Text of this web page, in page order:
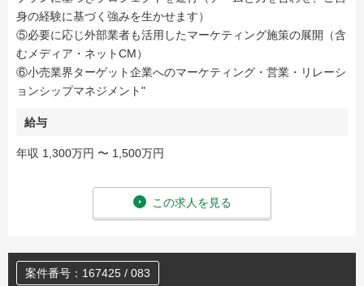
身の経験に基づく強みを生かせます）
⑤必要に応じ外部業者も活用したマーケティング施策の展開（含
むメディア・ネットCM）
⑥小売業界ターゲット企業へのマーケティング・営業・リレーシ
ョンシップマネジメント"
給与
年収 1,300万円 〜 1,500万円
この求人を見る
案件番号：167425 / 083